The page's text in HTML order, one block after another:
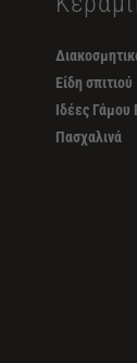
Είδη σπιτιού
Ιδέες
Πασχαλινά